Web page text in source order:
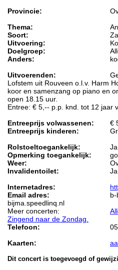
Provincie:
Thema:
Soort:
Uitvoering:
Doelgroep:
Anders:
Uitvoerenden:
Lofstem uit Rouveen o.l.v. Harm
koor en samenzang op piano en
open 18.15 uur.
Entree: € 5,-- p.p. knd. tot 12 jaar
Entreeprijs volwassenen:
€
Entreeprijs kinderen:
Rolstoeltoegankelijk:
Ja
Opmerking toegankelijk:
Weer:
Invalidentoilet:
Ja
Internetadres:
Email adres:
bijma.speedlinq.nl
Meer concerten:
Zingend naar de Zondag.
Telefoon:
Kaarten:
Dit concert is toegevoegd of